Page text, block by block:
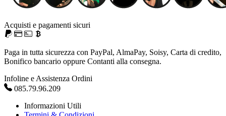
Acquisti e pagamenti sicuri
Paga in tutta sicurezza con PayPal, AlmaPay, Soisy, Carta di credito,
Bonifico bancario oppure Contanti alla consegna.
Infoline e Assistenza Ordini
085.79.96.209
Informazioni Utili